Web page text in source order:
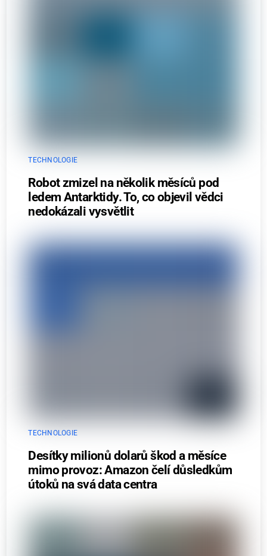
TECHNOLOGIE
Robot zmizel na několik měsíců pod
ledem Antarktidy. To, co objevil vědci
nedokázali vysvětlit
TECHNOLOGIE
Desítky milionů dolarů škod a měsíce
mimo provoz: Amazon čelí důsledkům
útoků na svá data centra